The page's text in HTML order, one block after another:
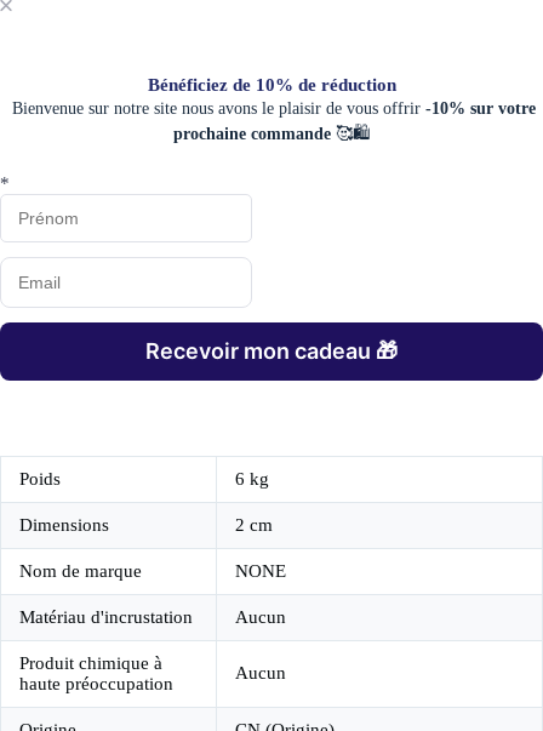
Bénéficiez de 10% de réduction
Bienvenue sur notre site nous avons le plaisir de vous offrir -10% sur votre
prochaine commande 🥰🛍️
*
Recevoir mon cadeau 🎁
Poids 6 kg
Dimensions 2 cm
Nom de marque NONE
Matériau d'incrustation Aucun
Produit chimique à
haute préoccupation
Aucun